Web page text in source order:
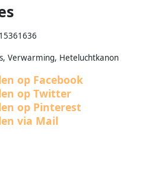
Verwarming, Heteluchtkanon